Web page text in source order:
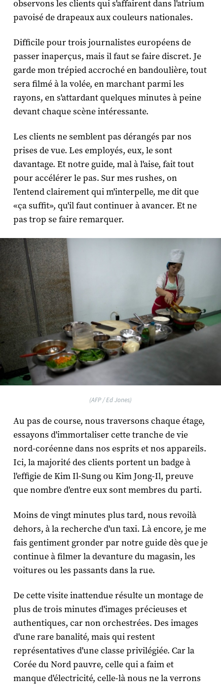
observons les clients qui s'affairent dans l'atrium
pavoisé de drapeaux aux couleurs nationales.
Difficile pour trois journalistes européens de
passer inaperçus, mais il faut se faire discret. Je
garde mon trépied accroché en bandoulière, tout
sera filmé à la volée, en marchant parmi les
rayons, en s'attardant quelques minutes à peine
devant chaque scène intéressante.
Les clients ne semblent pas dérangés par nos
prises de vue. Les employés, eux, le sont
davantage. Et notre guide, mal à l'aise, fait tout
pour accélérer le pas. Sur mes rushes, on
l'entend clairement qui m'interpelle, me dit que
«ça suffit», qu'il faut continuer à avancer. Et ne
pas trop se faire remarquer.
(AFP / Ed Jones)
Au pas de course, nous traversons chaque étage,
essayons d'immortaliser cette tranche de vie
nord-coréenne dans nos esprits et nos appareils.
Ici, la majorité des clients portent un badge à
l'effigie de Kim Il-Sung ou Kim Jong-Il, preuve
que nombre d'entre eux sont membres du parti.
Moins de vingt minutes plus tard, nous revoilà
dehors, à la recherche d'un taxi. Là encore, je me
fais gentiment gronder par notre guide dès que je
continue à filmer la devanture du magasin, les
voitures ou les passants dans la rue.
De cette visite inattendue résulte un montage de
plus de trois minutes d'images précieuses et
authentiques, car non orchestrées. Des images
d'une rare banalité, mais qui restent
représentatives d'une classe privilégiée. Car la
Corée du Nord pauvre, celle qui a faim et
manque d'électricité, celle-là nous ne la verrons